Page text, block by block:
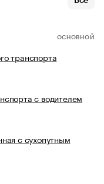
ОСНОВНОЙ
транспорта
с водителем
с сухопутным